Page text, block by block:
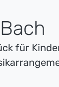
für